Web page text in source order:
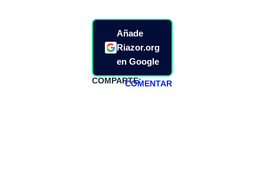
Añade
Riazor.org
en Google
COMPARTE:COMENTAR